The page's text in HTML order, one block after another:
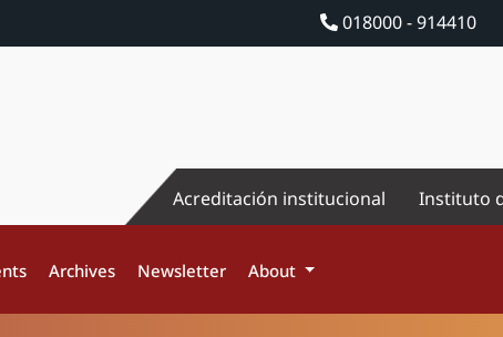
018000 - 914410
Acreditación institucional Instituto
Archives Newsletter About